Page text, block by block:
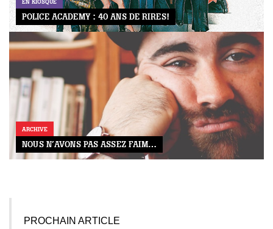
EN KIOSQUE
POLICE ACADEMY : 40 ANS DE RIRES!
ARCHIVE
NOUS N’AVONS PAS ASSEZ FAIM…
PROCHAIN ARTICLE